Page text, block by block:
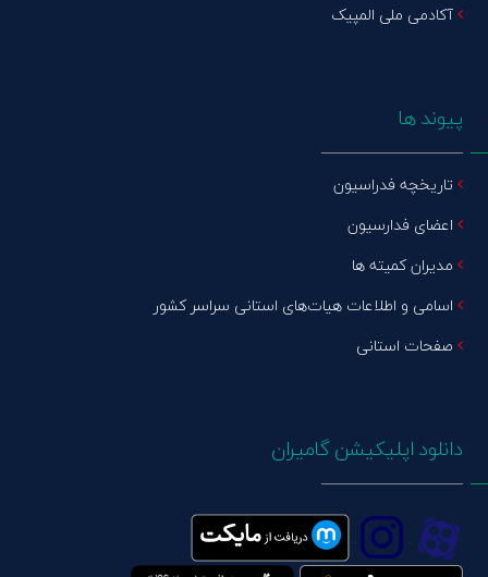
آکادمی ملی المپیک
پیوند ها
تاریخچه فدراسیون
اعضای فدارسیون
مدیران کمیته ها
اسامی و اطلاعات هیات‌های استانی سراسر کشور
صفحات استانی
دانلود اپلیکیشن گامیران